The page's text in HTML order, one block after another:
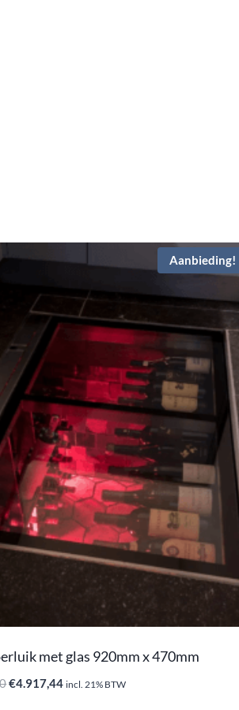
Aanbieding!
met glas 920mm x 470mm
Oorspronkelijke
€4.917,44Huidige
incl. 21% BTW